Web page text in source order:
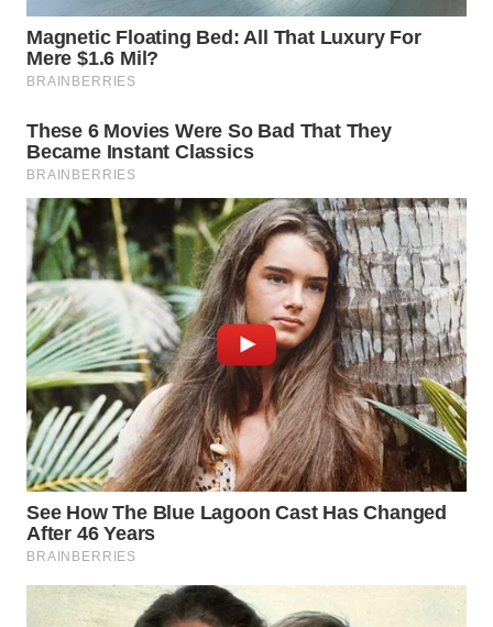
SULSEL
WN
WN
SULUT
WN
MALUKU
WN
MALUT
WN
DAIRI
WN
DANAU
TOBA